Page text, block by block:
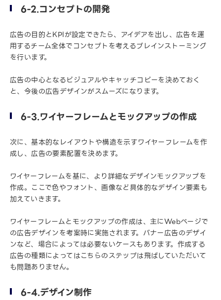
6-2.コンセプトの開発
広告の目的とKPIが設定できたら、アイデアを出し、広告を運
用するチーム全体でコンセプトを考えるブレインストーミング
を行います。
広告の中心となるビジュアルやキャッチコピーを決めておく
と、今後の広告デザインがスムーズになります。
6-3.ワイヤーフレームとモックアップの作成
次に、基本的なレイアウトや構造を示すワイヤーフレームを作
成し、広告の要素配置を決めます。
ワイヤーフレームを基に、より詳細なデザインモックアップを
作成。ここで色やフォント、画像など具体的なデザイン要素も
加えていきます。
ワイヤーフレームとモックアップの作成は、主にWebページで
の広告デザインを考案時に実施されます。バナー広告のデザイ
ンなど、場合によっては必要ないケースもあります。作成する
広告の種類によってはこちらのステップは飛ばしていただいて
も問題ありません。
6-4.デザイン制作